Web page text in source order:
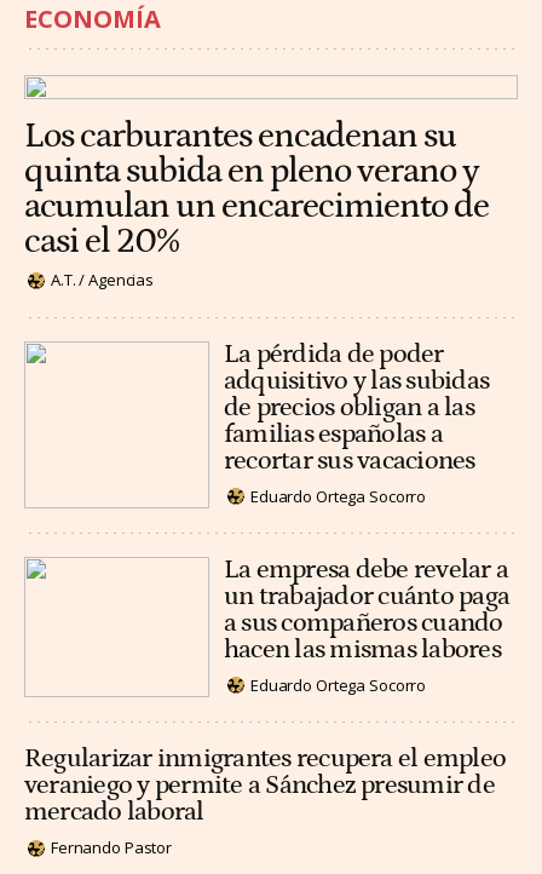
ECONOMÍA
Los carburantes encadenan su
quinta subida en pleno verano y
acumulan un encarecimiento de
casi el 20%
A.T. / Agencias
La pérdida de poder
adquisitivo y las subidas
de precios obligan a las
familias españolas a
recortar sus vacaciones
Eduardo Ortega Socorro
La empresa debe revelar a
un trabajador cuánto paga
a sus compañeros cuando
hacen las mismas labores
Eduardo Ortega Socorro
Regularizar inmigrantes recupera el empleo
veraniego y permite a Sánchez presumir de
mercado laboral
Fernando Pastor